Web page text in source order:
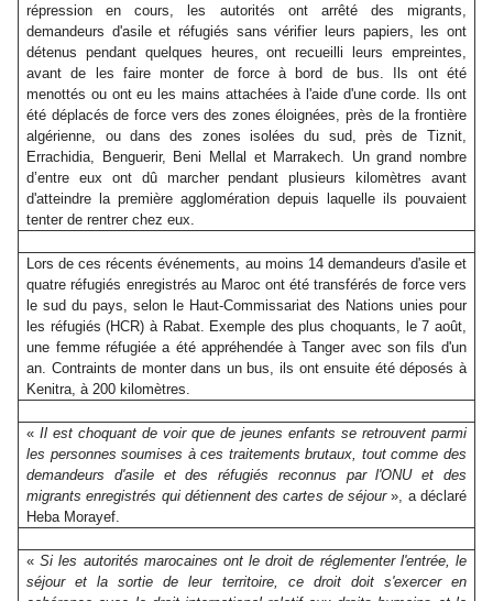
répression en cours, les autorités ont arrêté des migrants,
demandeurs d'asile et réfugiés sans vérifier leurs papiers, les ont
détenus pendant quelques heures, ont recueilli leurs empreintes,
avant de les faire monter de force à bord de bus. Ils ont été
menottés ou ont eu les mains attachées à l'aide d'une corde. Ils ont
été déplacés de force vers des zones éloignées, près de la frontière
algérienne, ou dans des zones isolées du sud, près de Tiznit,
Errachidia, Benguerir, Beni Mellal et Marrakech. Un grand nombre
d’entre eux ont dû marcher pendant plusieurs kilomètres avant
d'atteindre la première agglomération depuis laquelle ils pouvaient
tenter de rentrer chez eux.
Lors de ces récents événements, au moins 14 demandeurs d'asile et
quatre réfugiés enregistrés au Maroc ont été transférés de force vers
le sud du pays, selon le Haut-Commissariat des Nations unies pour
les réfugiés (HCR) à Rabat. Exemple des plus choquants, le 7 août,
une femme réfugiée a été appréhendée à Tanger avec son fils d'un
an. Contraints de monter dans un bus, ils ont ensuite été déposés à
Kenitra, à 200 kilomètres.
«Il est choquant de voir que de jeunes enfants se retrouvent parmi
les personnes soumises à ces traitements brutaux, tout comme des
demandeurs d'asile et des réfugiés reconnus par l'ONU et des
migrants enregistrés qui détiennent des cartes de séjour», a déclaré
Heba Morayef.
«Si les autorités marocaines ont le droit de réglementer l'entrée, le
séjour et la sortie de leur territoire, ce droit doit s'exercer en